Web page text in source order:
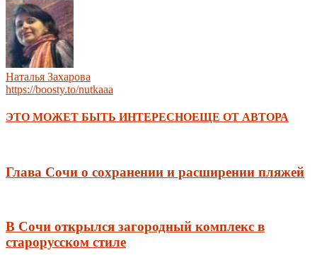
Наталья Захарова
https://boosty.to/nutkaaa
ЭТО МОЖЕТ БЫТЬ ИНТЕРЕСНОЕЩЕ ОТ АВТОРА
Глава Сочи о сохранении и расширении пляжей
В Сочи открылся загородный комплекс в
старорусском стиле